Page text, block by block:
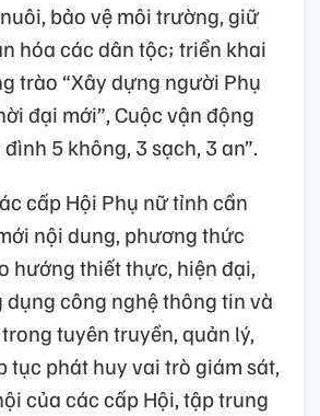
bảo vệ môi trường, giữ
hóa các dân tộc; triển khai
trào “Xây dựng người Phụ
đại mới”, Cuộc vận động
5 không, 3 sạch, 3 an”.
cấp Hội Phụ nữ tỉnh cần
nội dung, phương thức
hướng thiết thực, hiện đại,
công nghệ thông tin và
tuyên truyền, quản lý,
tục phát huy vai trò giám sát,
của các cấp Hội, tập trung